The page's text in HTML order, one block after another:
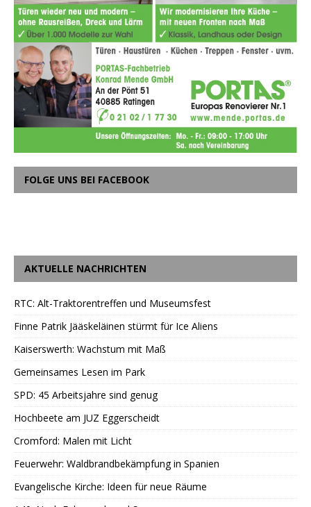
FOLGE UNS BEI FACEBOOK
AKTUELLE NACHRICHTEN
RTC: Alt-Traktorentreffen und Museumsfest
Finne Patrik Jääskeläinen stürmt für Ice Aliens
Kaiserswerth: Wachstum mit Maß
Gemeinsames Lesen im Park
SPD: 45 Arbeitsjahre sind genug
Hochbeete am JUZ Eggerscheidt
Cromford: Malen mit Licht
Feuerwehr: Waldbrandbekämpfung in Spanien
Evangelische Kirche: Ideen für neue Räume